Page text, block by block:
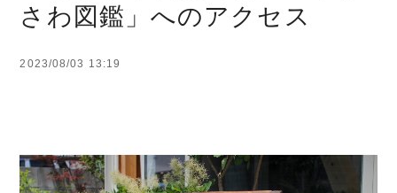
さわ図鑑」へのアクセス
2023/08/03 13:19